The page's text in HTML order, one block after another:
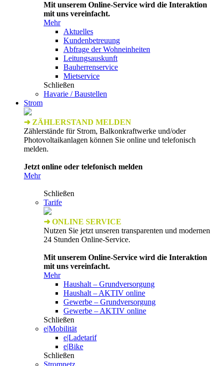
Mit unserem Online-Service wird die Interaktion
mit uns vereinfacht.
Mehr
Aktuelles
Kundenbetreuung
Abfrage der Wohneinheiten
Leitungsauskunft
Bauherrenservice
Mietservice
Schließen
Havarie / Baustellen
Strom
➜ ZÄHLERSTAND MELDEN
Zählerstände für Strom, Balkonkraftwerke und/oder
Photovoltaikanlagen können Sie online und telefonisch
melden.
Jetzt online oder telefonisch melden
Mehr
Schließen
Tarife
➜ ONLINE SERVICE
Nutzen Sie jetzt unseren transparenten und modernen
24 Stunden Online-Service.
Mit unserem Online-Service wird die Interaktion
mit uns vereinfacht.
Mehr
Haushalt – Grundversorgung
Haushalt – AKTIV online
Gewerbe – Grundversorgung
Gewerbe – AKTIV online
Schließen
e|Mobilität
e|Ladetarif
e|Bike
Schließen
Stromnetz